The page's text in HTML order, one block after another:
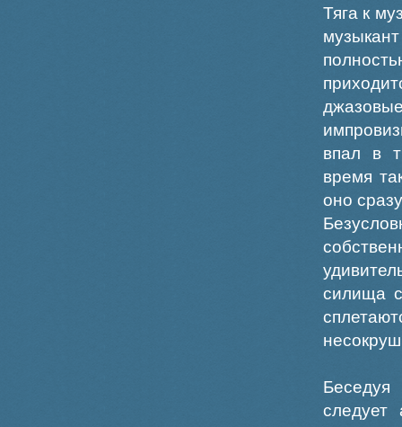
Тяга к
впал в
время
оно
силища
следует